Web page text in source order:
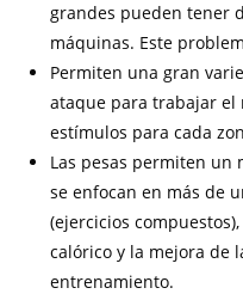
grandes pueden tener
máquinas. Este
Permiten una gran
ataque para trabajar el
estímulos para cada
Las pesas permiten un
se enfocan en más de
(ejercicios
calórico y la mejora de
entrenamiento.